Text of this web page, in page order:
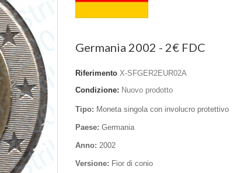
Germania 2002 - 2€ FDC
Riferimento X-SFGER2EUR02A
Condizione: Nuovo prodotto
Tipo: Moneta singola con involucro protettivo
Paese: Germania
Anno: 2002
Versione: Fior di conio